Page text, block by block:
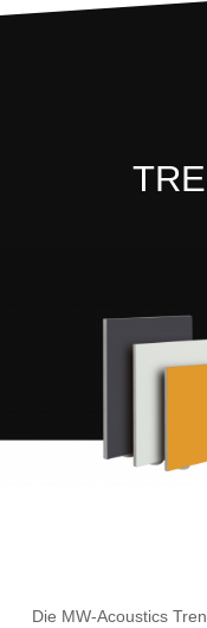
Die MW-Acoustics